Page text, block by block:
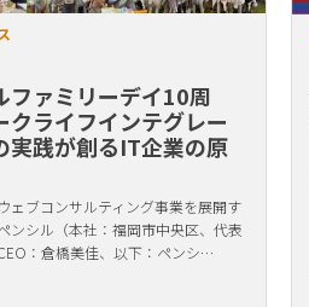
ファミリーデイ10周
クライフインテグレー
実践が創るIT企業の原
ェブコンサルティング事業を展開す
ンシル（本社：福岡市中央区、代表
：倉橋美佳、以下：ペンシ…